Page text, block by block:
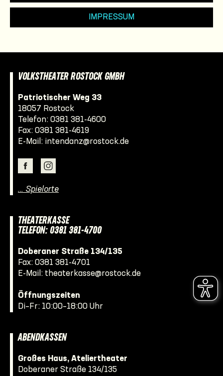
IMPRESSUM
VOLKSTHEATER ROSTOCK GMBH
Patriotischer Weg 33
18057 Rostock
Telefon: 0381 381-4600
Fax: 0381 381-4619
E-Mail: intendanz@rostock.de
… Spielorte
THEATERKASSE
TELEFON: 0381 381-4700
Doberaner Straße 134/135
Fax: 0381 381-4701
E-Mail: theaterkasse@rostock.de
Öffnungszeiten
Di–Fr: 10:00–18:00 Uhr
ABENDKASSEN
Großes Haus, Ateliertheater
Doberaner Straße 134/135